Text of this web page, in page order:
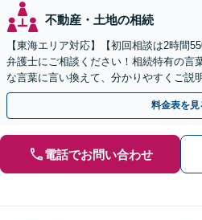
不動産・土地の相続
【東海エリア対応】【初回相談は2時間
弁護士にご相談ください！相続特有の言
な言葉に言い換えて、分かりやすくご説
い、納得できる解決を目指します
料金表を見
電話でお問い合わせ